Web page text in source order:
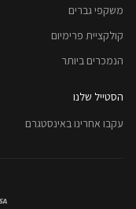
משקפי גברים
קולקציית פרימיום
הנמכרים ביותר
הסטייל שלנו
עקבו אחרינו באינסטגרם